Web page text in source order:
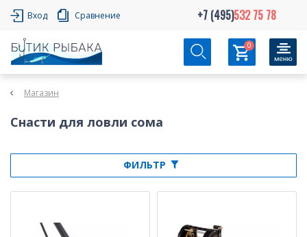
Вход Сравнение +7 (495)532 75 78
0
Магазин
Снасти для ловли сома
ФИЛЬТР